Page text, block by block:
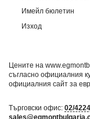
Имейл бюлетин
Изход
Цените на
съгласно официалния
официалния сайт за
Търговски офис: 02/